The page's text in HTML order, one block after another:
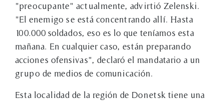
"preocupante" actualmente, advirtió Zelenski.
"El enemigo se está concentrando allí. Hasta
100.000 soldados, eso es lo que teníamos esta
mañana. En cualquier caso, están preparando
acciones ofensivas", declaró el mandatario a un
grupo de medios de comunicación.
Esta localidad de la región de Donetsk tiene una